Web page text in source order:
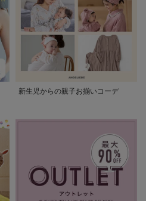
新生児からの親子お揃いコーデ